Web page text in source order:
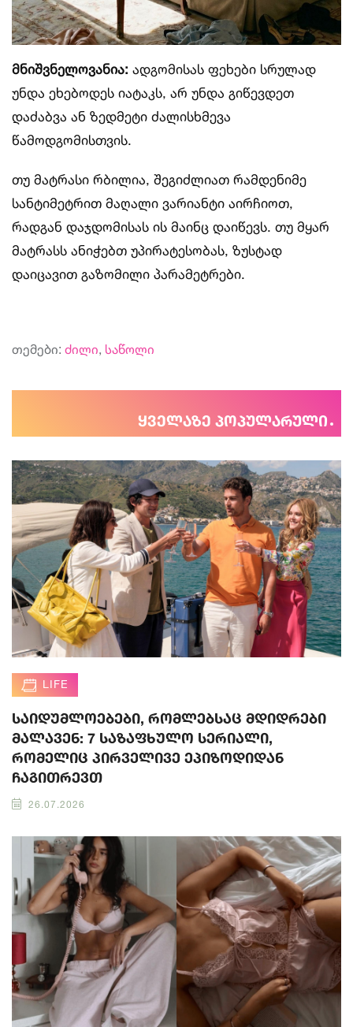
მნიშვნელოვანია: ადგომისას ფეხები სრულად
უნდა ეხებოდეს იატაკს, არ უნდა გიწევდეთ
დაძაბვა ან ზედმეტი ძალისხმევა
წამოდგომისთვის.
თუ მატრასი რბილია, შეგიძლიათ რამდენიმე
სანტიმეტრით მაღალი ვარიანტი აირჩიოთ,
რადგან დაჯდომისას ის მაინც დაიწევს. თუ მყარ
მატრასს ანიჭებთ უპირატესობას, ზუსტად
დაიცავით გაზომილი პარამეტრები.
თემები: ძილი, საწოლი
ყველაზე პოპულარული
LIFE
საიდუმლოებები, რომლებსაც მდიდრები
მალავენ: 7 საზაფხულო სერიალი,
რომელიც პირველივე ეპიზოდიდან
ჩაგითრევთ
26.07.2026